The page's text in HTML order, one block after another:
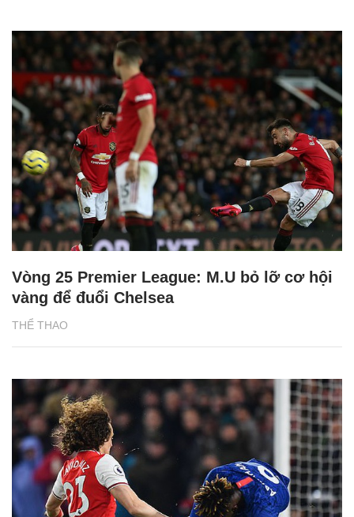
THỂ THAO
Vòng 25 Premier League: M.U bỏ lỡ cơ hội
vàng để đuổi Chelsea